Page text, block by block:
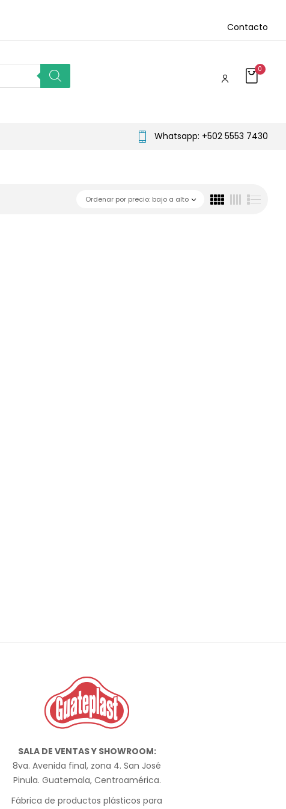
Contacto
0
Whatsapp: +502 5553 7430
Ordenar por precio: bajo a alto
SALA DE VENTAS Y SHOWROOM:
8va. Avenida final, zona 4. San José
Pinula. Guatemala, Centroamérica.
Fábrica de productos plásticos para